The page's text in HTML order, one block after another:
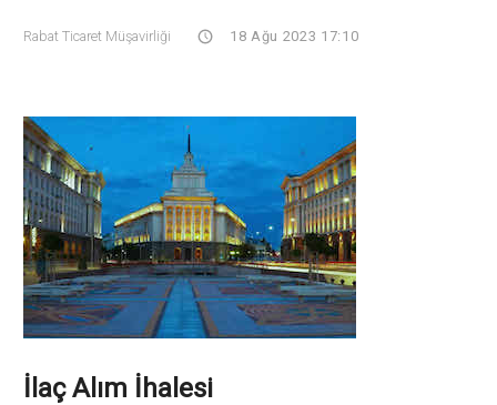
Rabat Ticaret Müşavirliği 18 Ağu 2023 17:10
İlaç Alım İhalesi